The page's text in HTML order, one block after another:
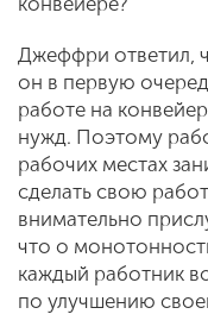
Джеффри ответил,
он в первую
работе на
нужд. Поэтому
рабочих местах
сделать свою
внимательно
что о
каждый работник
по улучшению